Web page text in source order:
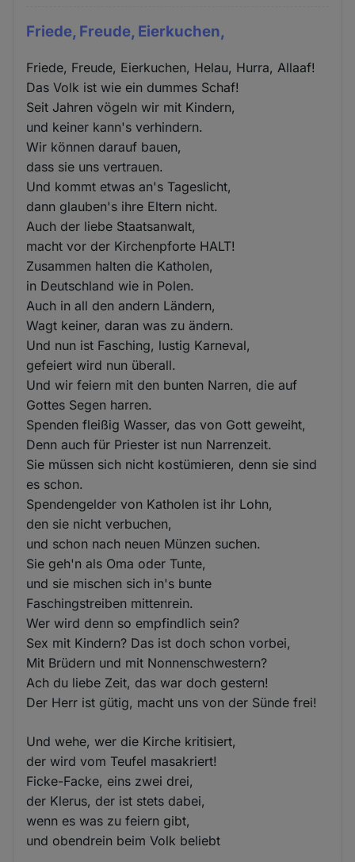
Friede, Freude, Eierkuchen,
Friede, Freude, Eierkuchen, Helau, Hurra, Allaaf!
Das Volk ist wie ein dummes Schaf!
Seit Jahren vögeln wir mit Kindern,
und keiner kann's verhindern.
Wir können darauf bauen,
dass sie uns vertrauen.
Und kommt etwas an's Tageslicht,
dann glauben's ihre Eltern nicht.
Auch der liebe Staatsanwalt,
macht vor der Kirchenpforte HALT!
Zusammen halten die Katholen,
in Deutschland wie in Polen.
Auch in all den andern Ländern,
Wagt keiner, daran was zu ändern.
Und nun ist Fasching, lustig Karneval,
gefeiert wird nun überall.
Und wir feiern mit den bunten Narren, die auf
Gottes Segen harren.
Spenden fleißig Wasser, das von Gott geweiht,
Denn auch für Priester ist nun Narrenzeit.
Sie müssen sich nicht kostümieren, denn sie sind
es schon.
Spendengelder von Katholen ist ihr Lohn,
den sie nicht verbuchen,
und schon nach neuen Münzen suchen.
Sie geh'n als Oma oder Tunte,
und sie mischen sich in's bunte
Faschingstreiben mittenrein.
Wer wird denn so empfindlich sein?
Sex mit Kindern? Das ist doch schon vorbei,
Mit Brüdern und mit Nonnenschwestern?
Ach du liebe Zeit, das war doch gestern!
Der Herr ist gütig, macht uns von der Sünde frei!
Und wehe, wer die Kirche kritisiert,
der wird vom Teufel masakriert!
Ficke-Facke, eins zwei drei,
der Klerus, der ist stets dabei,
wenn es was zu feiern gibt,
und obendrein beim Volk beliebt